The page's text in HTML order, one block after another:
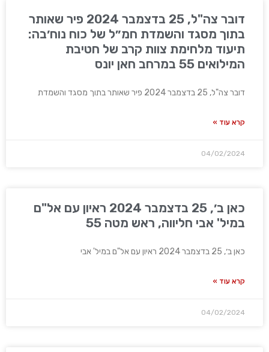
דובר צה"ל, 25 בדצמבר 2024 פיר שאותר
בתוך מסגד והשמדת חמ״ל של כוח נוח׳בה:
תיעוד מלחימת צוות קרב של חטיבת
המילואים 55 במרחב חאן יונס
דובר צה"ל, 25 בדצמבר 2024 פיר שאותר בתוך מסגד והשמדת
קרא עוד »
04/02/2024
כאן ב׳, 25 בדצמבר 2024 ראיון עם אל"ם
במיל' אבי חליווה, ראש מטה 55
כאן ב׳, 25 בדצמבר 2024 ראיון עם אל"ם במיל' אבי
קרא עוד »
04/02/2024